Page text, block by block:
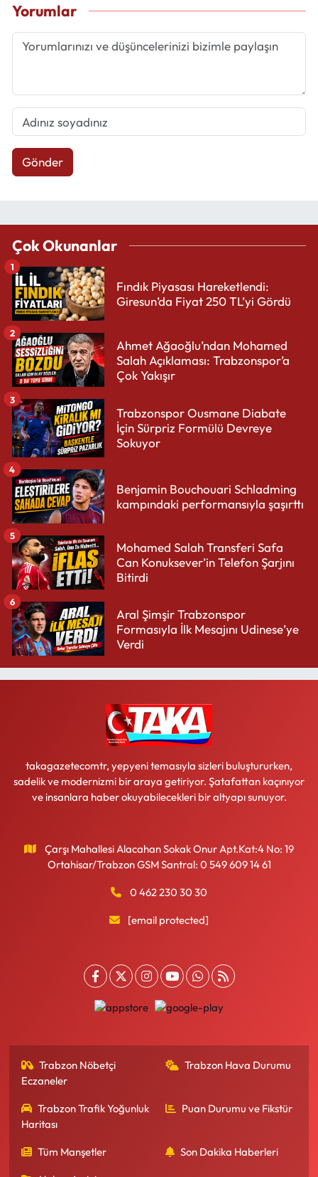
Yorumlar
Gönder
Çok Okunanlar
Fındık Piyasası Hareketlendi:
Giresun’da Fiyat 250 TL’yi Gördü
1
Ahmet Ağaoğlu’ndan Mohamed
Salah Açıklaması: Trabzonspor’a
Çok Yakışır
2
Trabzonspor Ousmane Diabate
İçin Sürpriz Formülü Devreye
Sokuyor
3
Benjamin Bouchouari Schladming
kampındaki performansıyla şaşırttı
4
Mohamed Salah Transferi Safa
Can Konuksever’in Telefon Şarjını
Bitirdi
5
Aral Şimşir Trabzonspor
Formasıyla İlk Mesajını Udinese’ye
Verdi
6
takagazetecomtr, yepyeni temasıyla sizleri buluştururken,
sadelik ve modernizmi bir araya getiriyor. Şatafattan kaçınıyor
ve insanlara haber okuyabilecekleri bir altyapı sunuyor.
Çarşı Mahallesi Alacahan Sokak Onur Apt.Kat:4 No: 19
Ortahisar/Trabzon GSM Santral: 0 549 609 14 61
0 462 230 30 30
[email protected]
Trabzon Nöbetçi
Eczaneler
Trabzon Hava Durumu
Trabzon Trafik Yoğunluk
Haritası
Puan Durumu ve Fikstür
Tüm Manşetler Son Dakika Haberleri